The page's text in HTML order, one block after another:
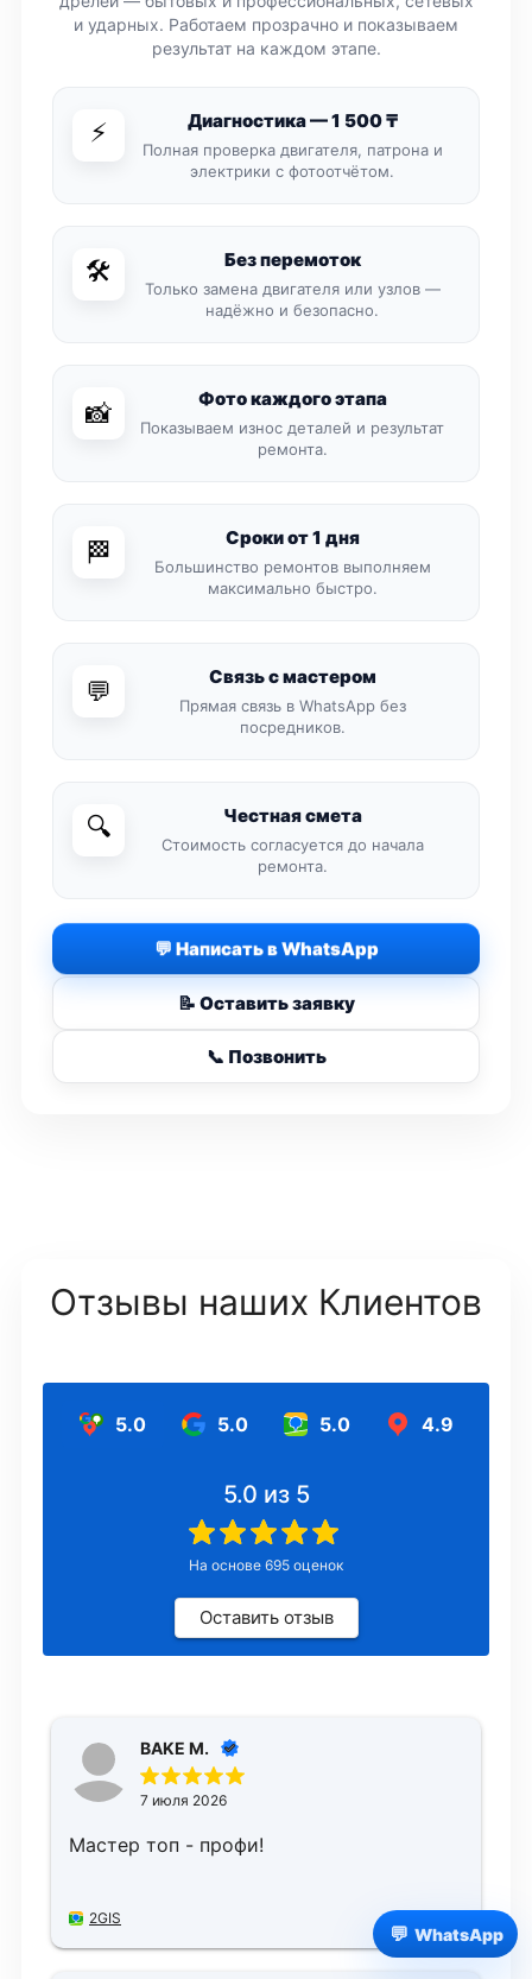
и ударных. Работаем прозрачно и показываем
результат на каждом этапе.
⚡ Диагностика — 1 500 ₸
Полная проверка двигателя, патрона и
электрики с фотоотчётом.
🛠️ Без перемоток
Только замена двигателя или узлов —
надёжно и безопасно.
📸 Фото каждого этапа
Показываем износ деталей и результат
ремонта.
🏁 Сроки от 1 дня
Большинство ремонтов выполняем
максимально быстро.
💬 Связь с мастером
Прямая связь в WhatsApp без
посредников.
🔍 Честная смета
Стоимость согласуется до начала
ремонта.
💬 Написать в WhatsApp
📝 Оставить заявку
📞 Позвонить
Отзывы наших Клиентов
5.0 5.0 5.0 4.9
5.0 из 5
На основе 695 оценок
Оставить отзыв
BAKE M.
7 июля 2026
Мастер топ - профи!
2GIS
💬 WhatsApp